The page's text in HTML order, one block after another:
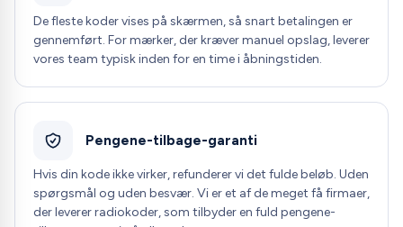
De fleste koder vises på skærmen, så snart betalingen er
gennemført. For mærker, der kræver manuel opslag, leverer
vores team typisk inden for en time i åbningstiden.
Pengene-tilbage-garanti
Hvis din kode ikke virker, refunderer vi det fulde beløb. Uden
spørgsmål og uden besvær. Vi er et af de meget få firmaer,
der leverer radiokoder, som tilbyder en fuld pengene-